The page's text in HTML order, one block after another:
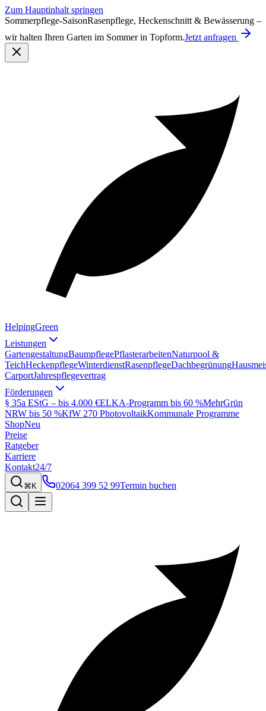
Zum Hauptinhalt springen
Sommerpflege-SaisonRasenpflege, Heckenschnitt & Bewässerung –
wir halten Ihren Garten im Sommer in Topform.Jetzt anfragen
HelpingGreen
Leistungen
GartengestaltungBaumpflegePflasterarbeitenNaturpool &
TeichHeckenpflegeWinterdienstRasenpflegeDachbegrünung
CarportJahrespflegevertrag
Förderungen
§ 35a EStG – bis 4.000 €ELKA-Programm bis 60 %MehrGrün
NRW bis 50 %KfW 270 PhotovoltaikKommunale Programme
ShopNeu
Preise
Ratgeber
Karriere
Kontakt24/7
⌘K 02064 399 52 99Termin buchen